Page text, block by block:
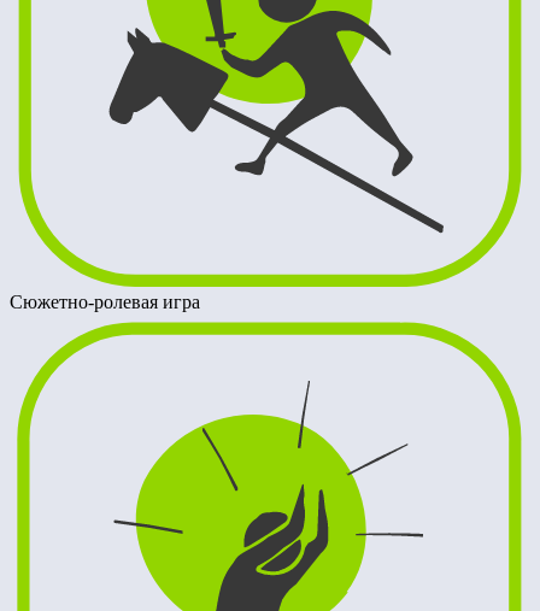
Сюжетно-ролевая игра